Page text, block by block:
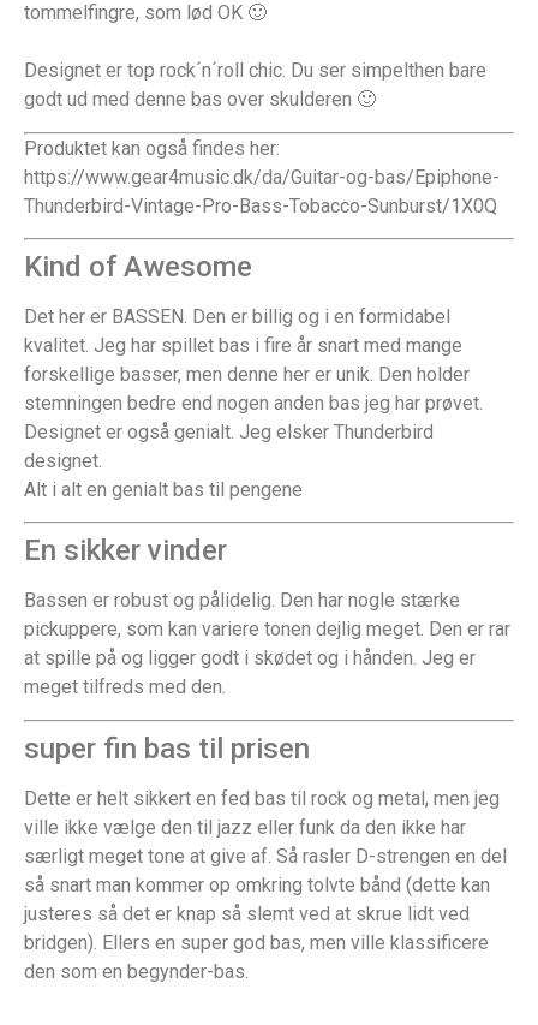
tommelfingre, som lød OK 🙂
Designet er top rock´n´roll chic. Du ser simpelthen bare
godt ud med denne bas over skulderen 🙂
Produktet kan også findes her:
https://www.gear4music.dk/da/Guitar-og-bas/Epiphone-
Thunderbird-Vintage-Pro-Bass-Tobacco-Sunburst/1X0Q
Kind of Awesome
Det her er BASSEN. Den er billig og i en formidabel
kvalitet. Jeg har spillet bas i fire år snart med mange
forskellige basser, men denne her er unik. Den holder
stemningen bedre end nogen anden bas jeg har prøvet.
Designet er også genialt. Jeg elsker Thunderbird
designet.
Alt i alt en genialt bas til pengene
En sikker vinder
Bassen er robust og pålidelig. Den har nogle stærke
pickuppere, som kan variere tonen dejlig meget. Den er rar
at spille på og ligger godt i skødet og i hånden. Jeg er
meget tilfreds med den.
super fin bas til prisen
Dette er helt sikkert en fed bas til rock og metal, men jeg
ville ikke vælge den til jazz eller funk da den ikke har
særligt meget tone at give af. Så rasler D-strengen en del
så snart man kommer op omkring tolvte bånd (dette kan
justeres så det er knap så slemt ved at skrue lidt ved
bridgen). Ellers en super god bas, men ville klassificere
den som en begynder-bas.